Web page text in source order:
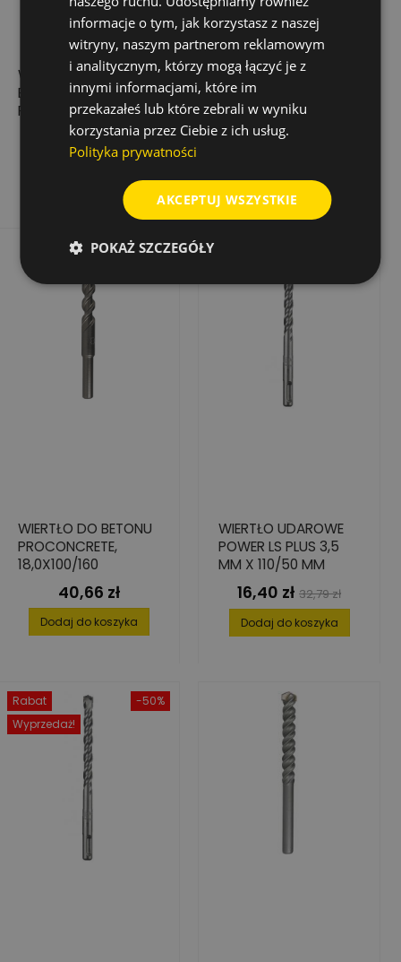
WIERTŁO UDAROWE
BIONIC PRO SDS-
PLUS, 10,0X950/1000
Cena
227,17 zł
WIERTŁO UDAROWE
POWER LX PLUS Ø 14
X 215 X 150 MM
Cena
21,13 zł
WIERTŁO DO BETONU
PROCONCRETE,
18,0X100/160
Cena
40,66 zł
Dodaj do koszyka
Rabat
WIERTŁO UDAROWE
POWER LS PLUS 3,5
MM X 110/50 MM
Cena
16,40 zł Cena
podstawowa
32,79 zł
Dodaj do koszyka
-50%
Rabat
Wyprzedaż!
informacje o tym, jak korzystasz z naszej
witryny, naszym partnerom reklamowym
i analitycznym, którzy mogą łączyć je z
innymi informacjami, które im
przekazałeś lub które zebrali w wyniku
korzystania przez Ciebie z ich usług.
Polityka prywatności
AKCEPTUJ WSZYSTKIE
POKAŻ SZCZEGÓŁY